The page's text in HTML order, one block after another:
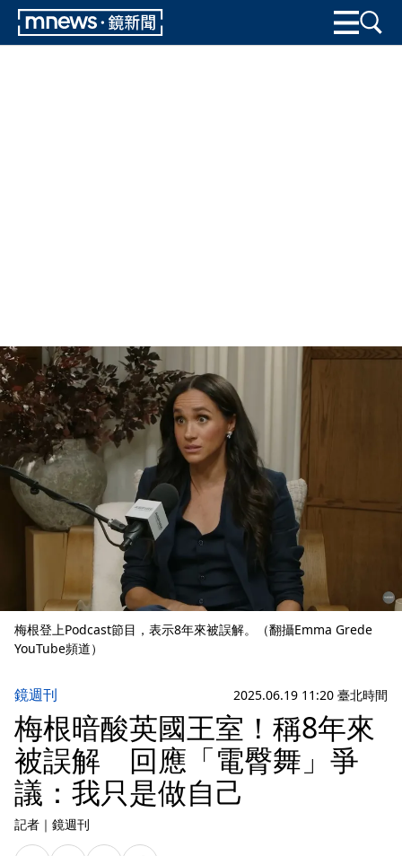
梅根登上Podcast節目，表示8年來被誤解。（翻攝Emma Grede
YouTube頻道）
鏡週刊 2025.06.19 11:20 臺北時間
梅根暗酸英國王室！稱8年來
被誤解 回應「電臀舞」爭
議：我只是做自己
記者 ｜ 鏡週刊